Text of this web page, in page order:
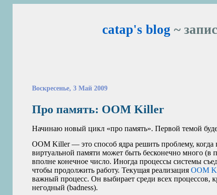
catap's blog ~
Воскресенье, 3 Май 2009
Про память: OOM Killer
Начинаю новый цикл «про память». Первой темой
OOM Killer — это способ ядра решить проблему, когда
виртуальной памяти может быть бесконечно много (в
вполне конечное число. Иногда процессы системы
чтобы продолжить работу. Текущая реализацияOOM
важный процесс. Он выбирает среди всех процессов,
негодный (badness).